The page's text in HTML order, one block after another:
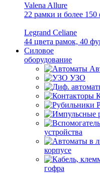
Valena Allure
22 рамки и более
Legrand Celiane
44 цвета рамок, 40
Силовое
оборудование
УЗО
устройства
корпусе
гофра